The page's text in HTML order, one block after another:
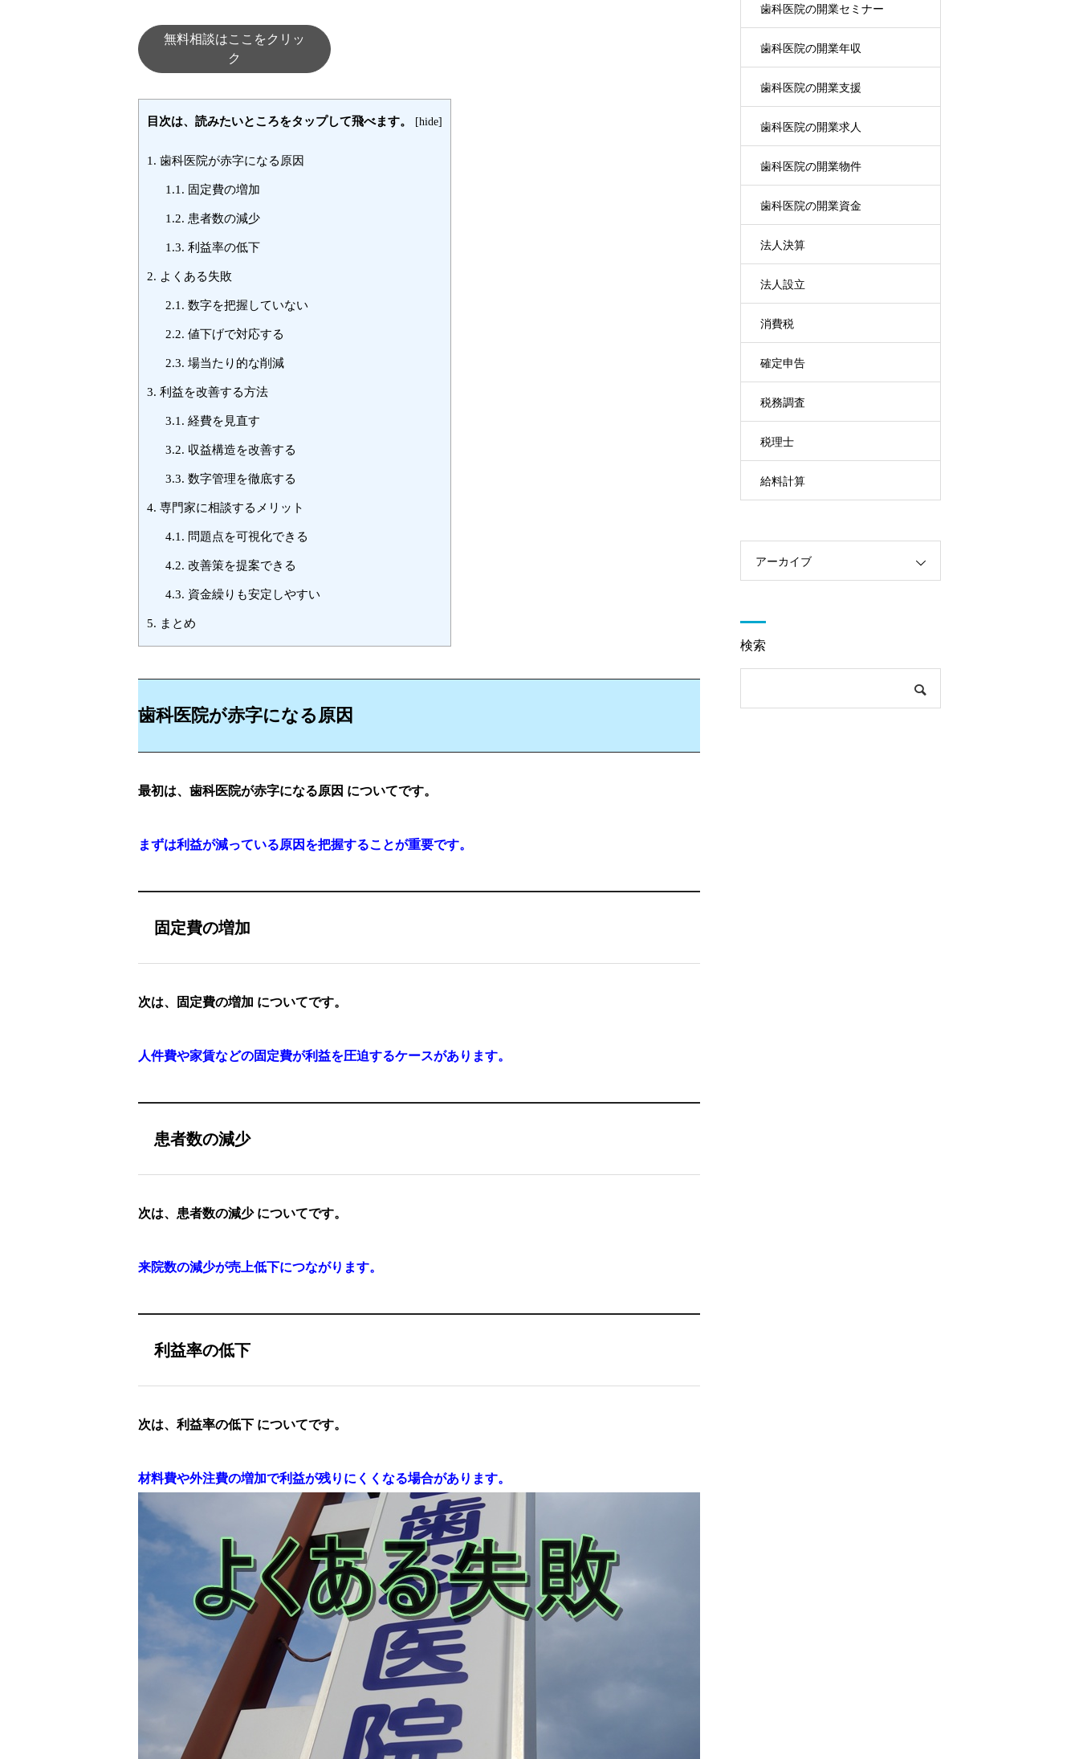
無料相談はここをクリッ
ク
目次は、読みたいところをタップして飛べます。 [hide]
1. 歯科医院が赤字になる原因
1.1. 固定費の増加
1.2. 患者数の減少
1.3. 利益率の低下
2. よくある失敗
2.1. 数字を把握していない
2.2. 値下げで対応する
2.3. 場当たり的な削減
3. 利益を改善する方法
3.1. 経費を見直す
3.2. 収益構造を改善する
3.3. 数字管理を徹底する
4. 専門家に相談するメリット
4.1. 問題点を可視化できる
4.2. 改善策を提案できる
4.3. 資金繰りも安定しやすい
5. まとめ
歯科医院が赤字になる原因
最初は、歯科医院が赤字になる原因 についてです。
まずは利益が減っている原因を把握することが重要です。
固定費の増加
次は、固定費の増加 についてです。
人件費や家賃などの固定費が利益を圧迫するケースがあります。
患者数の減少
次は、患者数の減少 についてです。
来院数の減少が売上低下につながります。
利益率の低下
次は、利益率の低下 についてです。
材料費や外注費の増加で利益が残りにくくなる場合があります。
歯科医院の開業セミナー
歯科医院の開業年収
歯科医院の開業支援
歯科医院の開業求人
歯科医院の開業物件
歯科医院の開業資金
法人決算
法人設立
消費税
確定申告
税務調査
税理士
給料計算
アーカイブ
検索